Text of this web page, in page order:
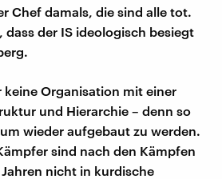
Chef damals, die sind alle tot.
dass der IS ideologisch besiegt
keine Organisation mit einer
und Hierarchie – denn so
wieder aufgebaut zu werden.
sind nach den Kämpfen
nicht in kurdische